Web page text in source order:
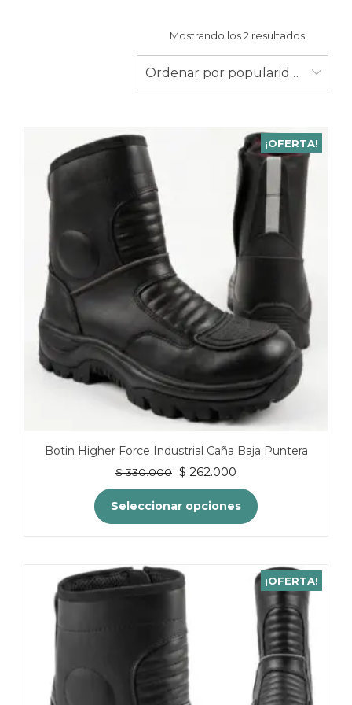
Mostrando los 2 resultados
Ordenar por popularidad
¡OFERTA!
Botin Higher Force Industrial Caña Baja Puntera
$330.000 El
precio
original
era:
$ 262.000
precio
actual
es:
Seleccionar opciones
tiene
múltiples
Las
opciones
se
pueden
elegir
en
¡OFERTA!